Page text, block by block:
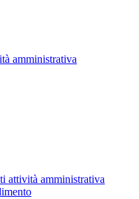
amministrativa
attività amministrativa